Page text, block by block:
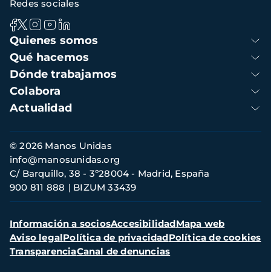
Navegación
principal
Quienes somos
Qué hacemos
Dónde trabajamos
Colabora
Actualidad
Redes sociales
Información
de
contacto
© 2026 Manos Unidas
C/ Barquillo, 38 - 3º28004 - Madrid, España
900 811 888
BIZUM 33439
info@manosunidas.org
Menú
secundario
Información a sociosAccesibilidadMapa web
Aviso legalPolítica de privacidadPolítica de cookies
TransparenciaCanal de denuncias